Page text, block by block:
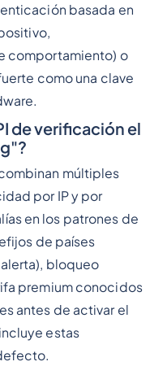
basada en
comportamiento) o
como una clave
de verificación el
múltiples
por IP y por
en los patrones de
de países
bloqueo
premium conocidos
antes de activar el
incluye estas